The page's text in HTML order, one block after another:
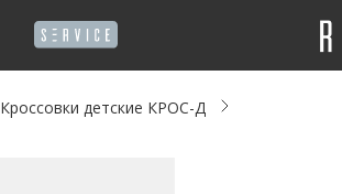
Кроссовки детские КРОС-Д